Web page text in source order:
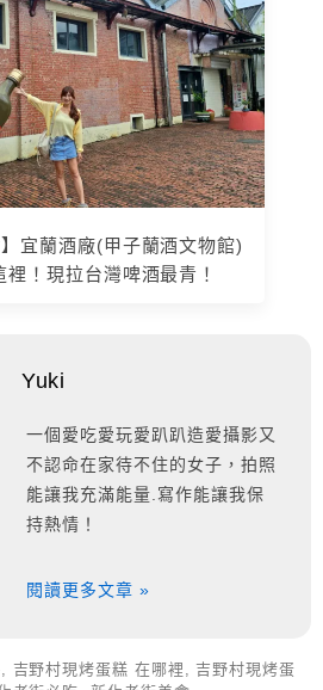
】宜蘭酒廠(甲子蘭酒文物館)
裡！現拉台灣啤酒最青！
Yuki
一個愛吃愛玩愛趴趴造愛攝影又
不認命在家待不住的女子，拍照
能讓我充滿能量.寫作能讓我保
持熱情！
閱讀更多文章 »
, 吉野村現烤蛋糕 在哪裡 , 吉野村現烤蛋